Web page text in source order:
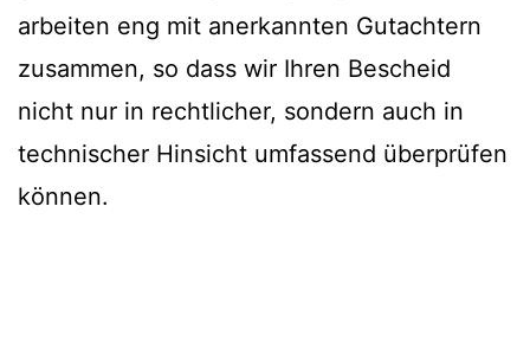
arbeiten eng mit anerkannten Gutachtern
zusammen, so dass wir Ihren Bescheid
nicht nur in rechtlicher, sondern auch in
technischer Hinsicht umfassend überprüfen
können.